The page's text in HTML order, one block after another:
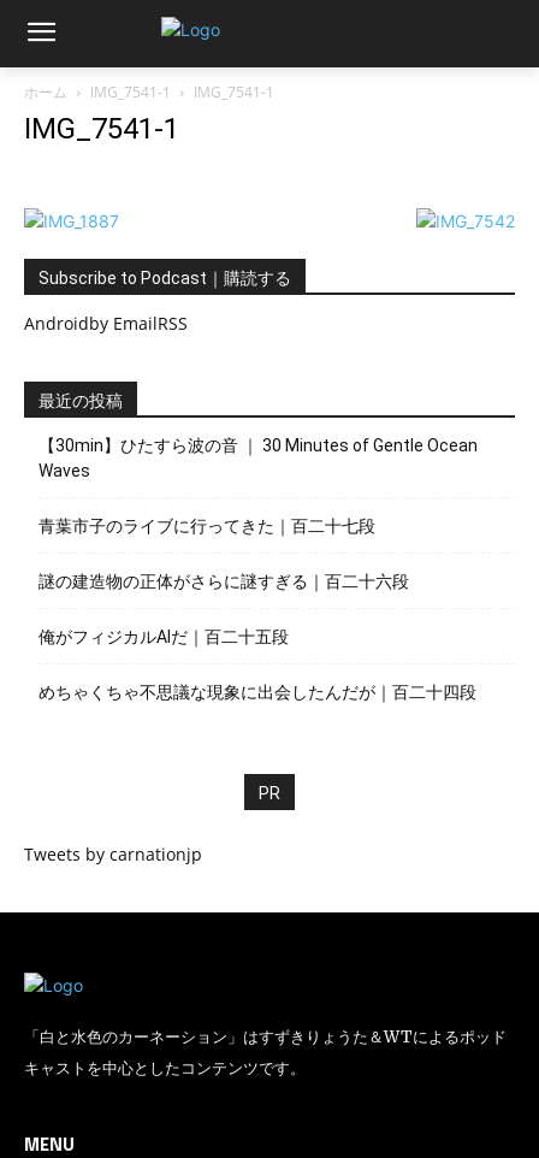
ホーム IMG_7541-1 IMG_7541-1
IMG_7541-1
Subscribe to Podcast｜購読する
Androidby EmailRSS
最近の投稿
【30min】ひたすら波の音 ｜ 30 Minutes of Gentle Ocean
Waves
青葉市子のライブに行ってきた｜百二十七段
謎の建造物の正体がさらに謎すぎる｜百二十六段
俺がフィジカルAIだ｜百二十五段
めちゃくちゃ不思議な現象に出会したんだが｜百二十四段
PR
Tweets by carnationjp
「白と水色のカーネーション」はすずきりょうた＆WTによるポッド
キャストを中心としたコンテンツです。
MENU